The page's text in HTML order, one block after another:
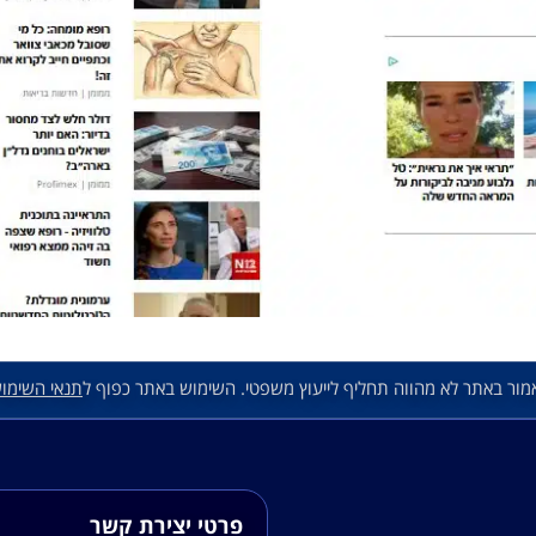
באתר לא מהווה תחליף לייעוץ משפטי. השימוש באתר כפוף לתנאי
פרטי יצירת קשר